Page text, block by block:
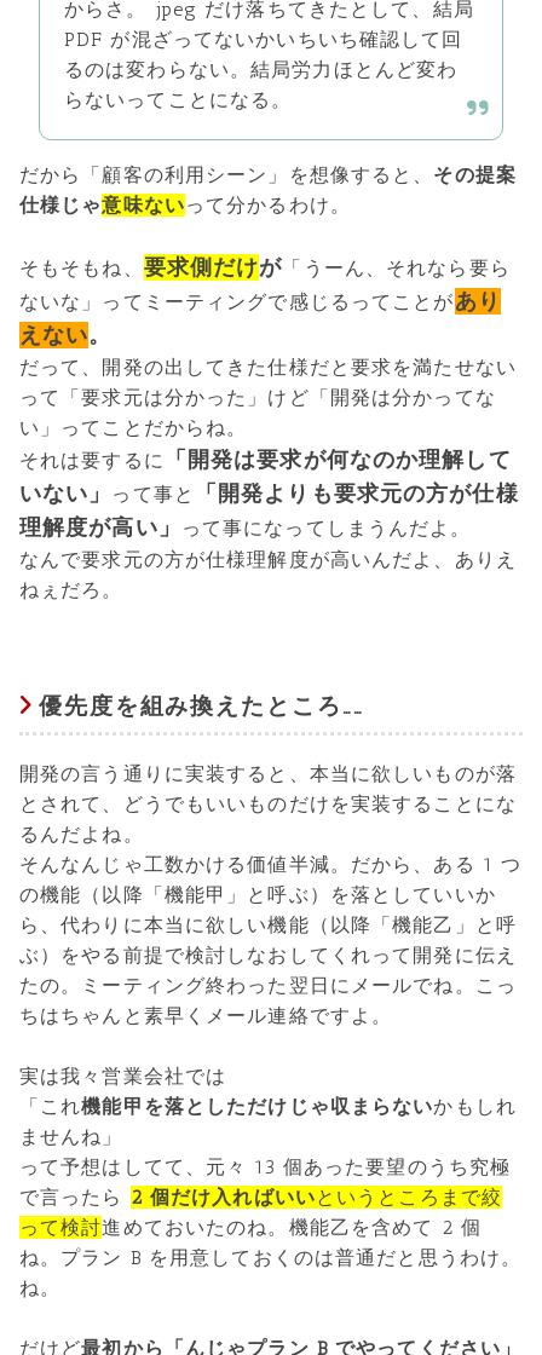
からさ。 jpeg だけ落ちてきたとして、結局
PDF が混ざってないかいちいち確認して回
るのは変わらない。結局労力ほとんど変わ
らないってことになる。
だから「顧客の利用シーン」を想像すると、 その提案
仕様じゃ意味ないって分かるわけ。
そもそもね、 要求側だけが 「うーん、それなら要ら
ないな」ってミーティングで感じるってことがあり
えない。
だって、開発の出してきた仕様だと要求を満たせない
って「要求元は分かった」けど「開発は分かってな
い」ってことだからね。
それは要するに
「開発は要求が何なのか理解して
いない」
って事と
「開発よりも要求元の方が仕様
理解度が高い」
って事になってしまうんだよ。
なんで要求元の方が仕様理解度が高いんだよ、ありえ
ねぇだろ。
優先度を組み換えたところ……
開発の言う通りに実装すると、本当に欲しいものが落
とされて、どうでもいいものだけを実装することにな
るんだよね。
そんなんじゃ工数かける価値半減。だから、ある 1 つ
の機能（以降「機能甲」と呼ぶ）を落としていいか
ら、代わりに本当に欲しい機能（以降「機能乙」と呼
ぶ）をやる前提で検討しなおしてくれって開発に伝え
たの。ミーティング終わった翌日にメールでね。こっ
ちはちゃんと素早くメール連絡ですよ。
実は我々営業会社では
「これ機能甲を落としただけじゃ収まらないかもしれ
ませんね」
って予想はしてて、元々 13 個あった要望のうち究極
で言ったら 2 個だけ入ればいいというところまで絞
って検討進めておいたのね。機能乙を含めて 2 個
ね。プラン B を用意しておくのは普通だと思うわけ。
ね。
だけど最初から「んじゃプラン B でやってください」